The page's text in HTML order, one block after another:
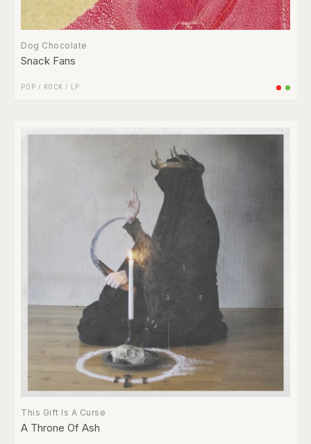
Dog Chocolate
Snack Fans
POP / ROCK / LP
This Gift Is A Curse
A Throne Of Ash